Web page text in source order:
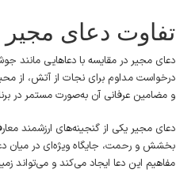
تفاوت دعای مجیر
دعای مجیر در مقایسه با دعاهایی مانند
درخواست مداوم برای نجات از آتش، از
و مضامین عرفانی آن به‌صورت مستمر در
دعای مجیر یکی از گنجینه‌های ارزشمند
بخشش و رحمت، جایگاه ویژه‌ای در میان
مفاهیم این دعا ایجاد می‌کند و می‌تواند